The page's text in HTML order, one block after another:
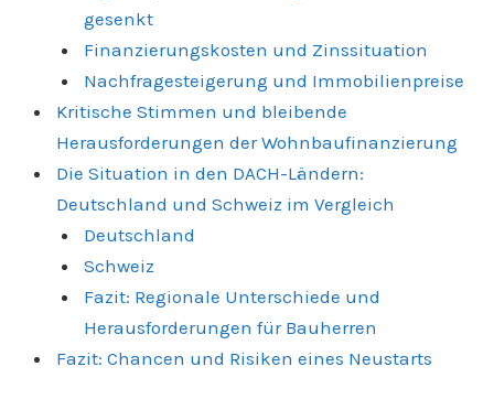
gesenkt
Finanzierungskosten und Zinssituation
Nachfragesteigerung und Immobilienpreise
Kritische Stimmen und bleibende
Herausforderungen der Wohnbaufinanzierung
Die Situation in den DACH-Ländern:
Deutschland und Schweiz im Vergleich
Deutschland
Schweiz
Fazit: Regionale Unterschiede und
Herausforderungen für Bauherren
Fazit: Chancen und Risiken eines Neustarts